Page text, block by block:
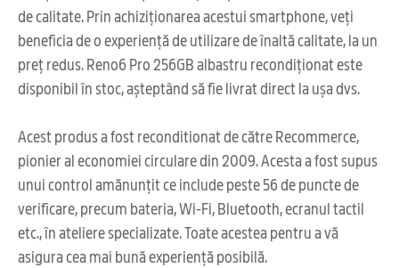
de calitate. Prin achiziționarea acestui smartphone, veți
beneficia de o experiență de utilizare de înaltă calitate, la un
preț redus. Reno6 Pro 256GB albastru recondiționat este
disponibil în stoc, așteptând să fie livrat direct la ușa dvs.
Acest produs a fost reconditionat de către Recommerce,
pionier al economiei circulare din 2009. Acesta a fost supus
unui control amănunțit ce include peste 56 de puncte de
verificare, precum bateria, Wi-Fi, Bluetooth, ecranul tactil
etc., în ateliere specializate. Toate acestea pentru a vă
asigura cea mai bună experiență posibilă.